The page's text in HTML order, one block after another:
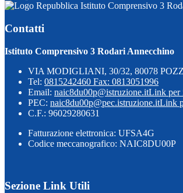
Istituto Comprensivo 3
Contatti
Istituto Comprensivo 3 Rodari Annecchino
VIA MODIGLIANI, 30/32, 80078
Tel: 0815242460 Fax: 0813051996
Email: naic8du00p@istruzione.itLink per
PEC: naic8du00p@pec.istruzione.itLink
C.F.: 96029280631
Fatturazione elettronica: UFSA4G
Codice meccanografico: NAIC8DU00P
Sezione Link Utili